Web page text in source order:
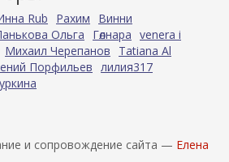
Rub Рахим
Винни
Ольга Гөлнара venera i
Михаил Черепанов
Tatiana Al
Порфильев лилия317
и сопровождение сайта — Елена